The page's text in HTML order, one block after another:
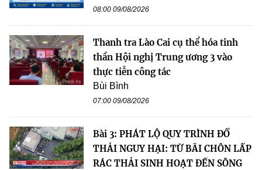
08:00 09/08/2026
Thanh tra Lào Cai cụ thể hóa tinh
thần Hội nghị Trung ương 3 vào
thực tiễn công tác
Bùi Bình
07:00 09/08/2026
Bài 3: PHÁT LỘ QUY TRÌNH ĐỔ
THẢI NGUY HẠI: TỪ BÃI CHÔN LẤP
RÁC THẢI SINH HOẠT ĐẾN SÔNG